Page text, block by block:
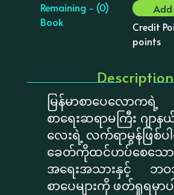
Remaining - (0)
Book
Credit
points
Description
မြန်မာစာပေလောက
စာရေးဆရာမကြီး ဂျာ
လေးရဲ့ လက်ရာမွန်ဖြစ်
ခေတ်ကိုထင်ဟပ်စေသ
အရေးအသားနှင့် ဘဝ
စာပေများကို ဖတ်ရှုရမှာပ